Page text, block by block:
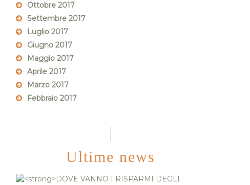
Ottobre 2017
Settembre 2017
Luglio 2017
Giugno 2017
Maggio 2017
Aprile 2017
Marzo 2017
Febbraio 2017
Ultime news